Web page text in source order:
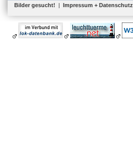
Bilder gesucht! | Impressum + Datenschutz